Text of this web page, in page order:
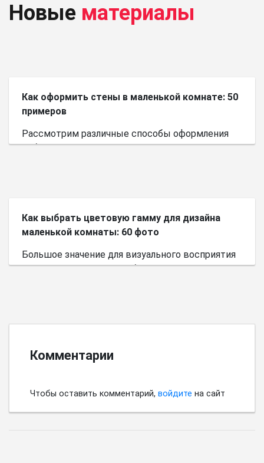
Новые материалы
Как оформить стены в маленькой комнате: 50
примеров
Рассмотрим различные способы оформления
небольшого пространства.
Как выбрать цветовую гамму для дизайна
маленькой комнаты: 60 фото
Большое значение для визуального восприятия
пространства имеет выбор цветовой палитры.
Комментарии
Чтобы оставить комментарий, войдите на сайт